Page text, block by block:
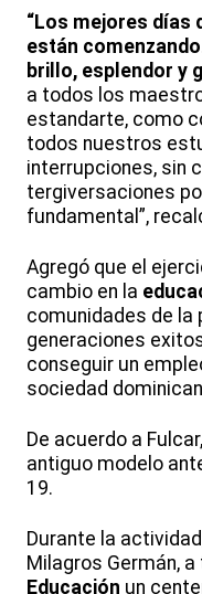
“Los mejores días
están comenzando
brillo, esplendor y
a todos los
estandarte, como
todos nuestros
interrupciones, sin
tergiversaciones
fundamental”,
Agregó que el
cambio en la
comunidades de la
generaciones
conseguir un
sociedad
De acuerdo a
antiguo modelo
19.
Durante la
Milagros Germán,
Educación un